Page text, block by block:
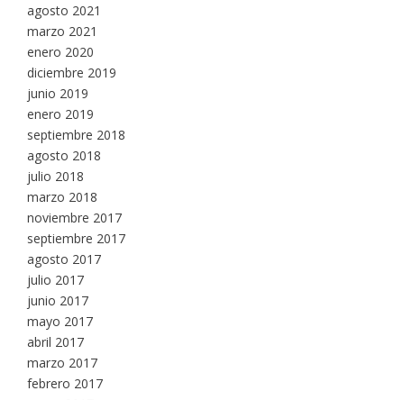
agosto 2021
marzo 2021
enero 2020
diciembre 2019
junio 2019
enero 2019
septiembre 2018
agosto 2018
julio 2018
marzo 2018
noviembre 2017
septiembre 2017
agosto 2017
julio 2017
junio 2017
mayo 2017
abril 2017
marzo 2017
febrero 2017